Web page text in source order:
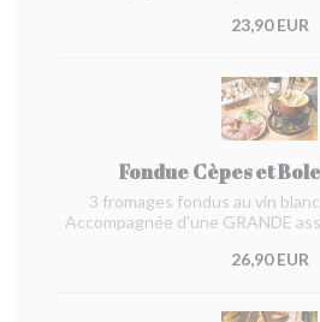
23,90 EUR
Fondue Cèpes et
3 fromages fondus au vin
Accompagnée d'une GRANDE
26,90 EUR